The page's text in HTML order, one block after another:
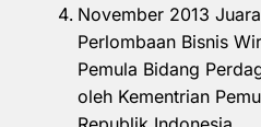
November 2013
Perlombaan Bisnis
Pemula Bidang
oleh Kementrian